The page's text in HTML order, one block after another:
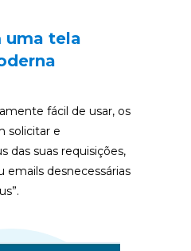
uma tela
fácil de usar, os
solicitar e
das suas requisições,
emails desnecessárias